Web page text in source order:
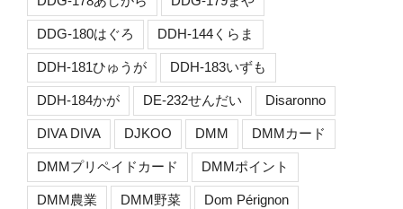
DDG-180はぐろ DDH-144くらま
DDH-181ひゅうが DDH-183いずも
DDH-184かが DE-232せんだい Disaronno
DIVA DIVA DJKOO DMM DMMカード
DMMプリペイドカード DMMポイント
DMM農業 DMM野菜 Dom Pérignon